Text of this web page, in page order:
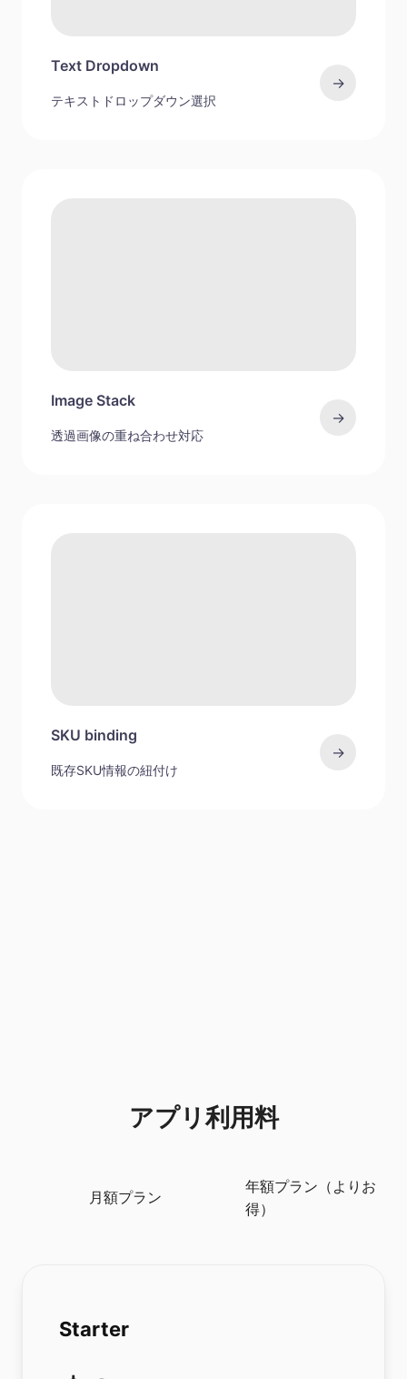
Text Dropdown
テキストドロップダウン選択
→
Image Stack
透過画像の重ね合わせ対応
→
SKU binding
既存SKU情報の紐付け
→
アプリ利用料
月額プラン
年額プラン（よりお
得）
Starter